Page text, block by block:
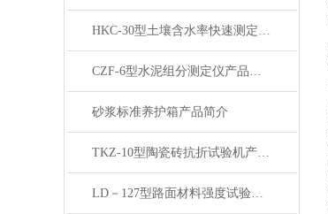
HKC-30型土壤含水率快速测定仪 产品展示
CZF-6型水泥组分测定仪产品展示
砂浆标准养护箱产品简介
TKZ-10型陶瓷砖抗折试验机产品展示
LD－127型路面材料强度试验仪产品展示